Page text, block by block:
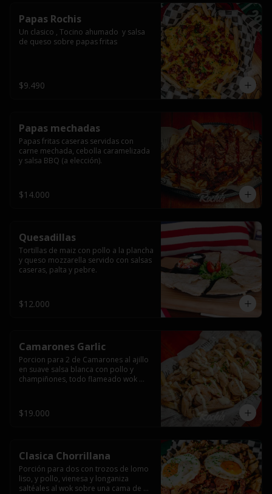
Papas Rochis
Un clasico , Tocino ahumado  y salsa
de queso sobre papas fritas
$9.490
Papas mechadas
Papas fritas caseras servidas con
carne mechada, cebolla caramelizada
y salsa BBQ (a elección).
$14.000
Quesadillas
Tortillas de maiz con pollo a la plancha
y queso mozzarella servido con salsas
caseras, palta y pebre.
$12.000
Camarones Garlic
Porcion para 2 de Camarones al ajillo
en suave salsa blanca con pollo y
champiñones, todo flameado wok
$19.000
Clasica Chorrillana
Porción para dos con trozos de lomo
liso, y pollo, vienesa y longaniza
saltéales al wok sobre una cama de